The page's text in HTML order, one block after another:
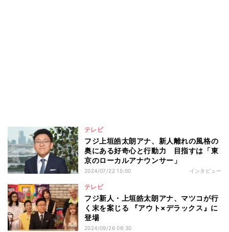
テレビ
フジ上垣皓太朗アナ、新人離れの風格の
奥にある好奇心と行動力 目指すは「東
京のローカルアナウンサー」
2024/07/22 15:00 インタビュー
テレビ
フジ新人・上垣皓太朗アナ、マツコが行
く末を案じる 『アウト×デラックス』に
登場
2024/09/26 08:30